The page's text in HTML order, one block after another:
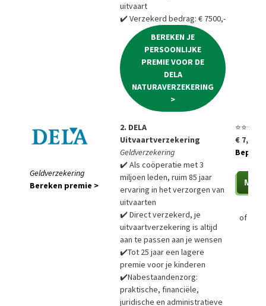
uitvaart
✔️ Verzekerd bedrag: € 7500,-
BEREKEN JE
PERSOONLIJKE
PREMIE VOOR DE
DELA
NATURAVERZEKERING
>
Geldverzekering
Bereken premie >
2. DELA
Uitvaartverzekering
Geldverzekering
✔️ Als coöperatie met 3
miljoen leden, ruim 85 jaar
ervaring in het verzorgen van
uitvaarten
✔️ Direct verzekerd, je
uitvaartverzekering is altijd
aan te passen aan je wensen
✔️Tot 25 jaar een lagere
premie voor je kinderen
✔️Nabestaandenzorg:
praktische, financiële,
juridische en administratieve
⭐⭐⭐⭐⭐
€ 7,85
Bepaal
of